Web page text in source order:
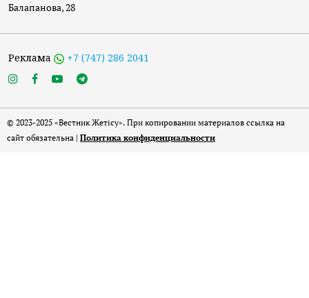
Балапанова, 28
Реклама +7 (747) 286 2041
© 2023-2025 «Вестник Жетісу». При копировании материалов ссылка на
сайт обязательна | Политика конфиденциальности